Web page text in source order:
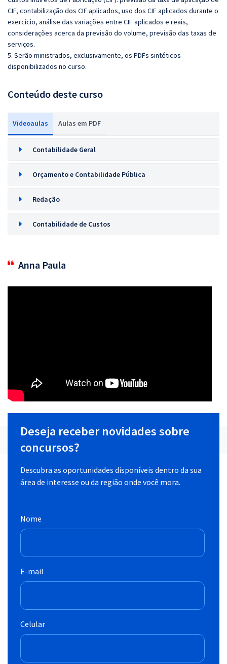
CIF, contabilização dos CIF aplicados, uso dos CIF aplicados durante o
exercício, análise das variações entre CIF aplicados e reais,
considerações acerca da previsão do volume, previsão das taxas de
serviços.
5. Serão ministrados, exclusivamente, os PDFs sintéticos
disponibilizados no curso.
Conteúdo deste curso
Videoaulas Aulas em PDF
Contabilidade Geral
Orçamento e Contabilidade Pública
Redação
Contabilidade de Custos
Anna Paula
Deseja receber novidades sobre
concursos?
Descubra as oportunidades disponíveis dentro da sua
área de interesse ou da região onde você mora.
Nome
E-mail
Celular